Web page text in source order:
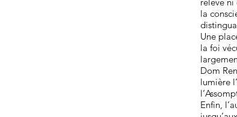
la
Une
la foi
Dom
lumière
Enfin,